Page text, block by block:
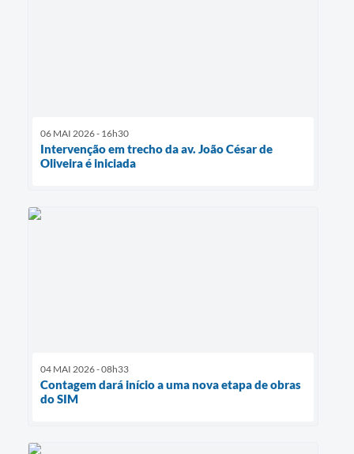
06 MAI 2026 - 16h30
Intervenção em trecho da av. João César de
Oliveira é iniciada
04 MAI 2026 - 08h33
Contagem dará início a uma nova etapa de obras
do SIM